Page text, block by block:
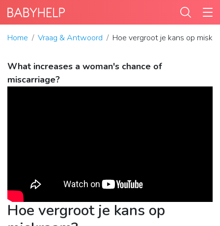
Home Vraag & Antwoord Hoe vergroot je kans op
What increases a woman's chance of
miscarriage?
Hoe vergroot je kans op